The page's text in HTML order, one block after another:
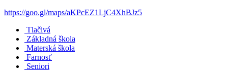
https://goo.gl/maps/aKPcEZ1LjC4XhBJz5
Tlačivá
Základná škola
Materská škola
Farnosť
Seniori